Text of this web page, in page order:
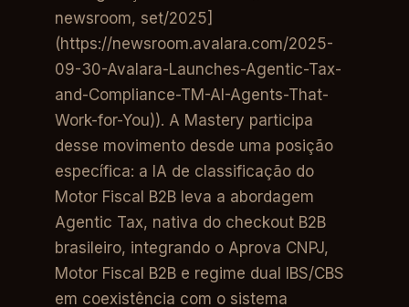
newsroom, set/2025]
(https://newsroom.avalara.com/2025-
09-30-Avalara-Launches-Agentic-Tax-
and-Compliance-TM-AI-Agents-That-
Work-for-You)). A Mastery participa
desse movimento desde uma posição
específica: a IA de classificação do
Motor Fiscal B2B leva a abordagem
Agentic Tax, nativa do checkout B2B
brasileiro, integrando o Aprova CNPJ,
Motor Fiscal B2B e regime dual IBS/CBS
em coexistência com o sistema